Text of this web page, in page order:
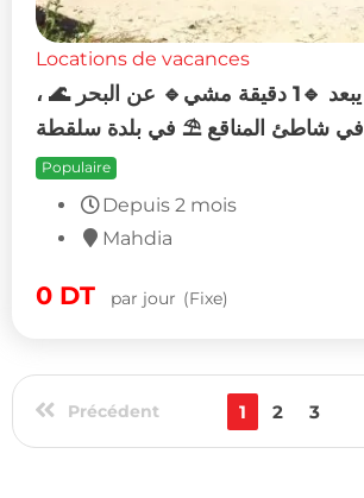
Locations de vacances
منزل مؤثث ، يبعد 🔹1 دقيقة مشي🔹 عن البحر 🌊 ،
في شاطئ المناقع ⛱️ في بلدة سلقطة
Populaire
Depuis 2 mois
Mahdia
0 DT par jour (Fixe)
Précédent 1 2 3